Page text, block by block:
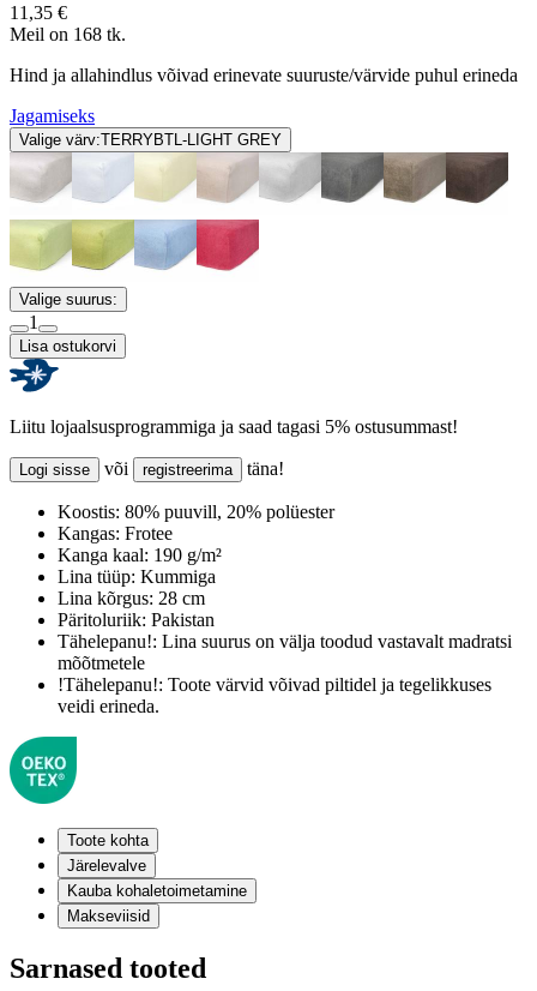
11,35 €
Meil on 168 tk.
Hind ja allahindlus võivad erinevate suuruste/värvide puhul erineda
Jagamiseks
Valige värv:TERRYBTL-LIGHT GREY
Valige suurus:
1
Lisa ostukorvi
Liitu lojaalsusprogrammiga ja saad tagasi 5% ostusummast!
Logi sisse või registreerima täna!
Koostis: 80% puuvill, 20% polüester
Kangas: Frotee
Kanga kaal: 190 g/m²
Lina tüüp: Kummiga
Lina kõrgus: 28 cm
Päritoluriik: Pakistan
Tähelepanu!: Lina suurus on välja toodud vastavalt madratsi
mõõtmetele
!Tähelepanu!: Toote värvid võivad piltidel ja tegelikkuses
veidi erineda.
Toote kohta
Järelevalve
Kauba kohaletoimetamine
Makseviisid
Sarnased tooted